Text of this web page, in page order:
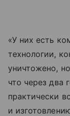
«У них есть
технологии,
уничтожено,
что через два
практически
и